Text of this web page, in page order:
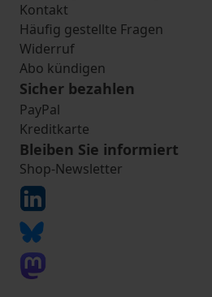
Kontakt
Häufig gestellte Fragen
Widerruf
Abo kündigen
Sicher bezahlen
PayPal
Kreditkarte
Bleiben Sie informiert
Shop-Newsletter